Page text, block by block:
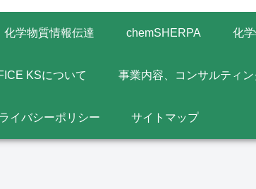
化学物質情報伝達 chemSHERPA 化
KSについて 事業内容、コンサルティ
イバシーポリシー サイトマップ